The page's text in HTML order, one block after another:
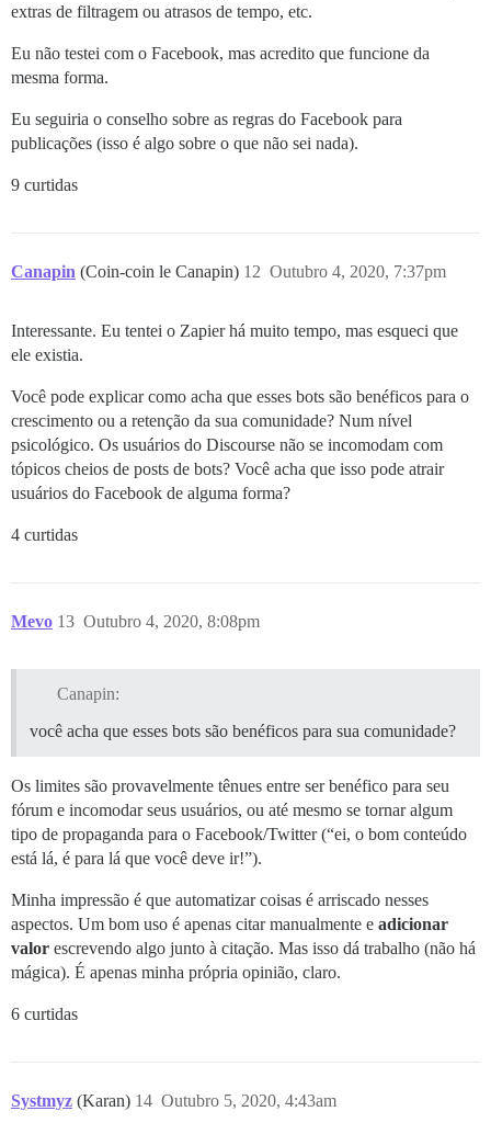
extras de filtragem ou atrasos de tempo, etc.
Eu não testei com o Facebook, mas acredito que funcione da
mesma forma.
Eu seguiria o conselho sobre as regras do Facebook para
publicações (isso é algo sobre o que não sei nada).
9 curtidas
Canapin (Coin-coin le Canapin) Outubro 4, 2020, 7:37pm
12
Interessante. Eu tentei o Zapier há muito tempo, mas esqueci que
ele existia.
Você pode explicar como acha que esses bots são benéficos para o
crescimento ou a retenção da sua comunidade? Num nível
psicológico. Os usuários do Discourse não se incomodam com
tópicos cheios de posts de bots? Você acha que isso pode atrair
usuários do Facebook de alguma forma?
4 curtidas
Mevo Outubro 4, 2020, 8:08pm
13
Canapin:
você acha que esses bots são benéficos para sua comunidade?
Os limites são provavelmente tênues entre ser benéfico para seu
fórum e incomodar seus usuários, ou até mesmo se tornar algum
tipo de propaganda para o Facebook/Twitter (“ei, o bom conteúdo
está lá, é para lá que você deve ir!”).
Minha impressão é que automatizar coisas é arriscado nesses
aspectos. Um bom uso é apenas citar manualmente e adicionar
valor escrevendo algo junto à citação. Mas isso dá trabalho (não há
mágica). É apenas minha própria opinião, claro.
6 curtidas
Systmyz (Karan) Outubro 5, 2020, 4:43am
14